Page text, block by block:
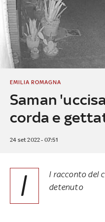
Saman
corda e
EMILIA ROMAGNA
24 set 2022 - 07:51
I
l racconto del
detenuto